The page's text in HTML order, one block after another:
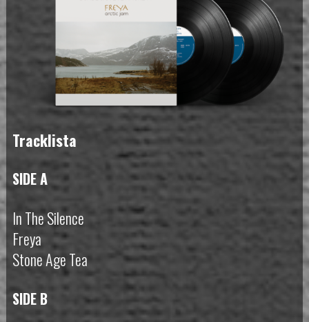
Tracklista
SIDE A
In The Silence
Freya
Stone Age Tea
SIDE B